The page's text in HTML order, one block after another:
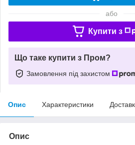
або
Купити з
Що таке купити з Пром?
Замовлення під захистом
Опис Характеристики
Опис